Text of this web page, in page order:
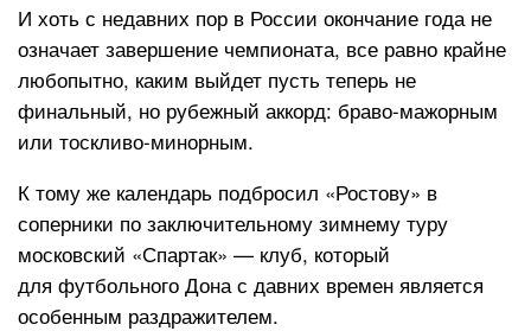
И хоть с недавних пор в России окончание года не
означает завершение чемпионата, все равно крайне
любопытно, каким выйдет пусть теперь не
финальный, но рубежный аккорд: браво-мажорным
или тоскливо-минорным.
К тому же календарь подбросил «Ростову» в
соперники по заключительному зимнему туру
московский «Спартак» — клуб, который
для футбольного Дона с давних времен является
особенным раздражителем.